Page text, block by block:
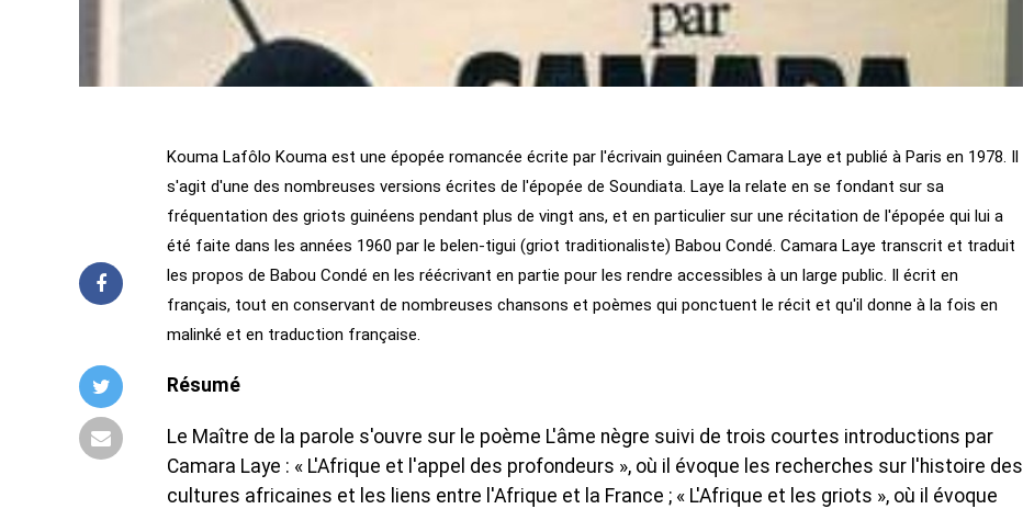
Kouma Lafôlo Kouma est une épopée romancée écrite par l'écrivain guinéen Camara Laye et publié à Paris en 1978. Il
s'agit d'une des nombreuses versions écrites de l'épopée de Soundiata. Laye la relate en se fondant sur sa
fréquentation des griots guinéens pendant plus de vingt ans, et en particulier sur une récitation de l'épopée qui lui a
été faite dans les années 1960 par le belen-tigui (griot traditionaliste) Babou Condé. Camara Laye transcrit et traduit
les propos de Babou Condé en les réécrivant en partie pour les rendre accessibles à un large public. Il écrit en
français, tout en conservant de nombreuses chansons et poèmes qui ponctuent le récit et qu'il donne à la fois en
malinké et en traduction française.
Résumé
Le Maître de la parole s'ouvre sur le poème L'âme nègre suivi de trois courtes introductions par
Camara Laye : « L'Afrique et l'appel des profondeurs », où il évoque les recherches sur l'histoire des
cultures africaines et les liens entre l'Afrique et la France ; « L'Afrique et les griots », où il évoque